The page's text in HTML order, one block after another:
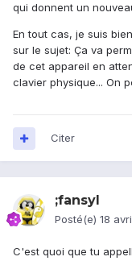
qui donnent un
En tout cas, je suis
sur le sujet: Ça va
de cet appareil en
clavier physique... On
Citer
;fansyl
Posté(e) 18
C'est quoi que tu